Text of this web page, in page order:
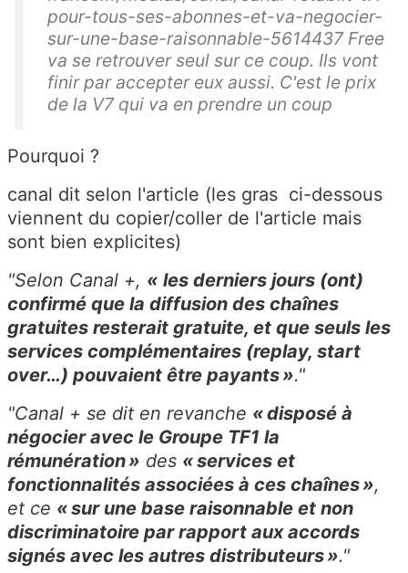
pour-tous-ses-abonnes-et-va-negocier-
sur-une-base-raisonnable-5614437 Free
va se retrouver seul sur ce coup. Ils vont
finir par accepter eux aussi. C'est le prix
de la V7 qui va en prendre un coup
Pourquoi ?
canal dit selon l'article (les gras ci-dessous
viennent du copier/coller de l'article mais
sont bien explicites)
"Selon Canal +, « les derniers jours (ont)
confirmé que la diffusion des chaînes
gratuites resterait gratuite, et que seuls les
services complémentaires (replay, start
over…) pouvaient être payants »."
"Canal + se dit en revanche « disposé à
négocier avec le Groupe TF1 la
rémunération » des « services et
fonctionnalités associées à ces chaînes »,
et ce « sur une base raisonnable et non
discriminatoire par rapport aux accords
signés avec les autres distributeurs »."